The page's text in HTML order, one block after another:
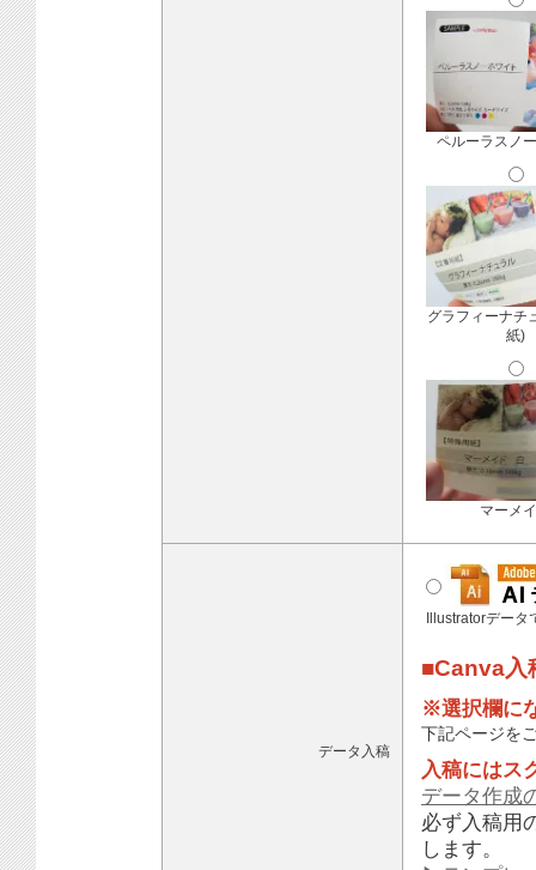
ペルーラスノ
グラフィーナチ
紙)
マーメ
データ入稿
Illustratorデータ
■Canva入
※選択欄に
下記ページを
入稿にはス
データ作成
必ず入稿用
します。